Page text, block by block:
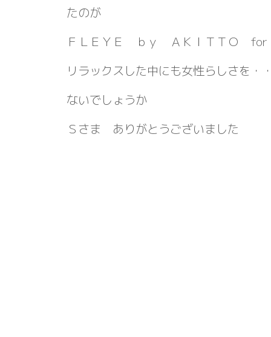
たのが
ＦＬＥＹＥ ｂｙ ＡＫＩＴＴＯ
リラックスした中にも女性らしさを
ないでしょうか
Ｓさま ありがとうございました